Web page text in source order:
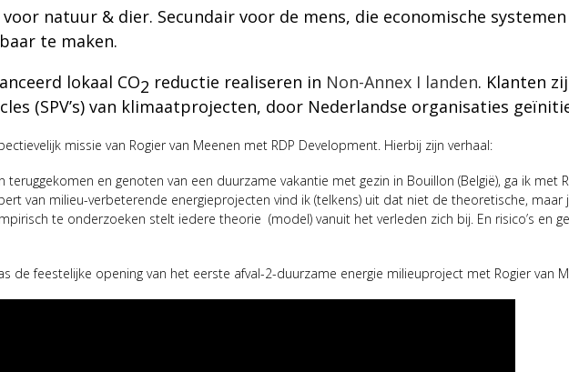
natuur & dier. Secundair voor de mens, die economische
te maken.
lokaal CO2 reductie realiseren in Non-Annex I landen. Klanten
(SPV’s) van klimaatprojecten, door Nederlandse organisaties
missie van Rogier van Meenen met RDP Development. Hierbij zijn verhaal:
teruggekomen en genoten van een duurzame vakantie met gezin in Bouillon (België), ga ik met
van milieu-verbeterende energieprojecten vind ik (telkens) uit dat niet de theoretische,
te onderzoeken stelt iedere theorie (model) vanuit het verleden zich bij. En risico’s en
de feestelijke opening van het eerste afval-2-duurzame energie milieuproject met Rogier van